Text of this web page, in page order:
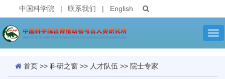
中国科学院 | 联系我们 | English
首页 >> 科研之窗 >> 人才队伍 >> 院士专家